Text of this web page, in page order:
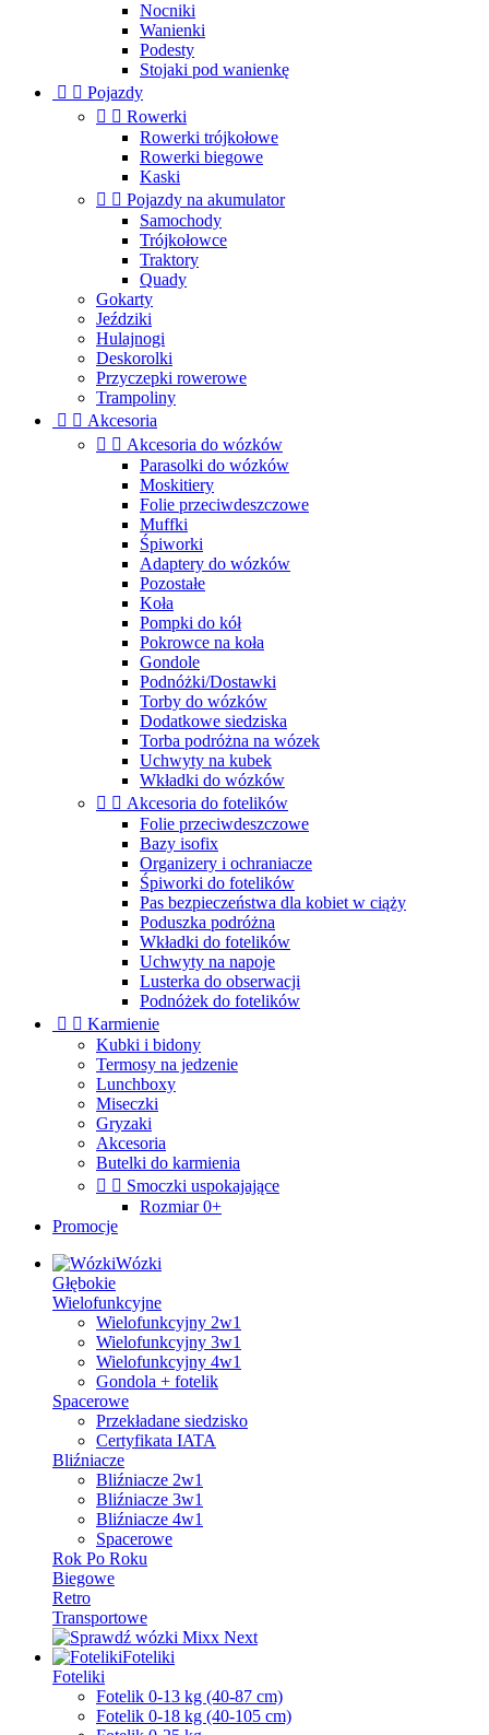
Nocniki
Wanienki
Podesty
Stojaki pod wanienkę
  Pojazdy
  Rowerki
Rowerki trójkołowe
Rowerki biegowe
Kaski
  Pojazdy na akumulator
Samochody
Trójkołowce
Traktory
Quady
Gokarty
Jeździki
Hulajnogi
Deskorolki
Przyczepki rowerowe
Trampoliny
  Akcesoria
  Akcesoria do wózków
Parasolki do wózków
Moskitiery
Folie przeciwdeszczowe
Muffki
Śpiworki
Adaptery do wózków
Pozostałe
Koła
Pompki do kół
Pokrowce na koła
Gondole
Podnóżki/Dostawki
Torby do wózków
Dodatkowe siedziska
Torba podróżna na wózek
Uchwyty na kubek
Wkładki do wózków
  Akcesoria do fotelików
Folie przeciwdeszczowe
Bazy isofix
Organizery i ochraniacze
Śpiworki do fotelików
Pas bezpieczeństwa dla kobiet w ciąży
Poduszka podróżna
Wkładki do fotelików
Uchwyty na napoje
Lusterka do obserwacji
Podnóżek do fotelików
  Karmienie
Kubki i bidony
Termosy na jedzenie
Lunchboxy
Miseczki
Gryzaki
Akcesoria
Butelki do karmienia
  Smoczki uspokajające
Rozmiar 0+
Promocje
Wózki
Głębokie
Wielofunkcyjne
Wielofunkcyjny 2w1
Wielofunkcyjny 3w1
Wielofunkcyjny 4w1
Gondola + fotelik
Spacerowe
Przekładane siedzisko
Certyfikata IATA
Bliźniacze
Bliźniacze 2w1
Bliźniacze 3w1
Bliźniacze 4w1
Spacerowe
Rok Po Roku
Biegowe
Retro
Transportowe
Foteliki
Foteliki
Fotelik 0-13 kg (40-87 cm)
Fotelik 0-18 kg (40-105 cm)